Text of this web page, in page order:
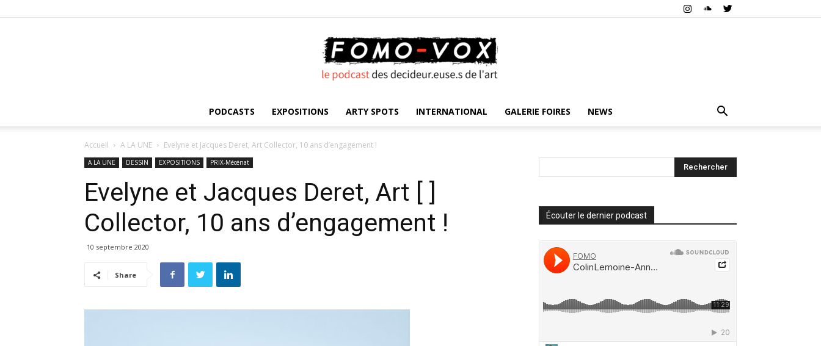
VOX
PODCASTS EXPOSITIONS ARTY SPOTS INTERNATIONAL GALERIE FOIRES NEWS
Accueil A LA UNE Evelyne et Jacques Deret, Art Collector, 10 ans d’engagement !
A LA UNE DESSIN EXPOSITIONS PRIX-Mécénat
Evelyne et Jacques Deret, Art [ ]
Collector, 10 ans d’engagement !
10 septembre 2020
Share
Écouter le dernier podcast